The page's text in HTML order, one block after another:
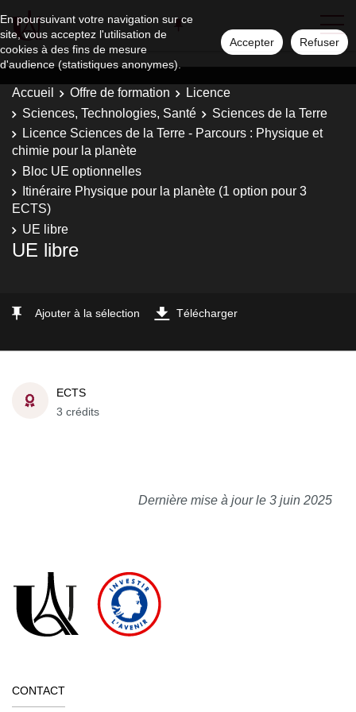
En poursuivant votre navigation sur ce
site, vous acceptez l'utilisation de
cookies à des fins de mesure
d'audience (statistiques anonymes).
Accepter Refuser
Accueil Offre de formation
Licence
Sciences, Technologies, Santé
Sciences de la Terre
Licence Sciences de la Terre - Parcours : Physique et
chimie pour la planète
Bloc UE optionnelles
Itinéraire Physique pour la planète (1 option pour 3
ECTS)
UE libre
UE libre
Ajouter à la sélection Télécharger
ECTS
3 crédits
Dernière mise à jour le 3 juin 2025
CONTACT